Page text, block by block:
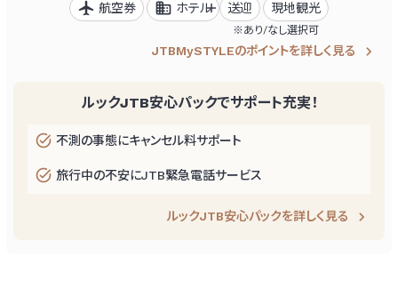
航空券 ホテル 送迎 現地観光
あり/なし選択可
JTBMySTYLEのポイントを詳しく見る
ルックJTB安心パックでサポート充実！
不測の事態にキャンセル料サポート
旅行中の不安にJTB緊急電話サービス
ルックJTB安心パックを詳しく見る